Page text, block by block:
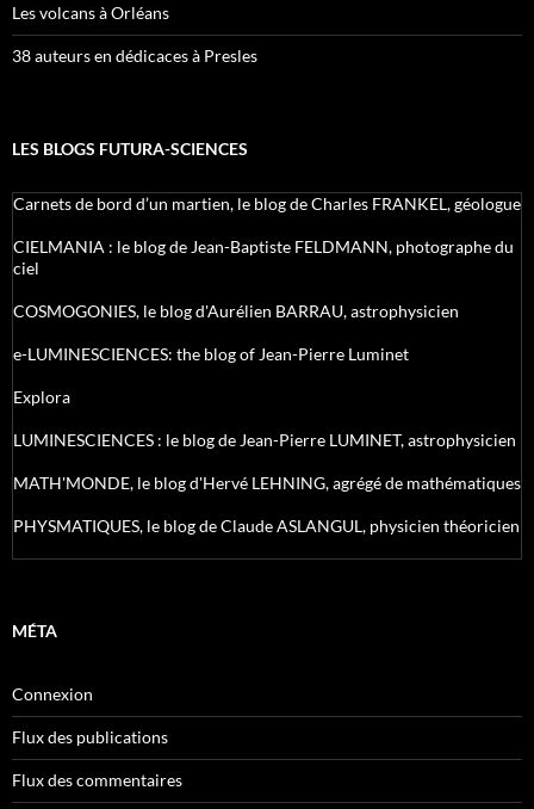
Les volcans à Orléans
38 auteurs en dédicaces à Presles
LES BLOGS FUTURA-SCIENCES
Carnets de bord d’un martien, le blog de Charles FRANKEL, géologue
CIELMANIA : le blog de Jean-Baptiste FELDMANN, photographe du
ciel
COSMOGONIES, le blog d'Aurélien BARRAU, astrophysicien
e-LUMINESCIENCES: the blog of Jean-Pierre Luminet
Explora
LUMINESCIENCES : le blog de Jean-Pierre LUMINET, astrophysicien
MATH'MONDE, le blog d'Hervé LEHNING, agrégé de mathématiques
PHYSMATIQUES, le blog de Claude ASLANGUL, physicien théoricien
MÉTA
Connexion
Flux des publications
Flux des commentaires